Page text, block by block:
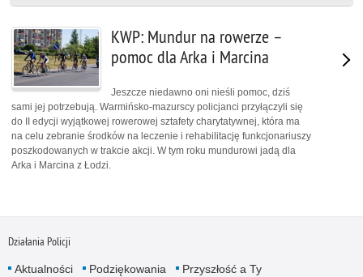
KWP: Mundur na rowerze –
pomoc dla Arka i Marcina
Jeszcze niedawno oni nieśli pomoc, dziś
sami jej potrzebują. Warmińsko-mazurscy policjanci przyłączyli się
do II edycji wyjątkowej rowerowej sztafety charytatywnej, która ma
na celu zebranie środków na leczenie i rehabilitację funkcjonariuszy
poszkodowanych w trakcie akcji. W tym roku mundurowi jadą dla
Arka i Marcina z Łodzi.
Działania Policji
Aktualności Podziękowania
Przyszłość a Ty